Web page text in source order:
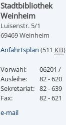
Stadtbibliothek
Weinheim
Luisenstr. 5/1
69469 Weinheim
Anfahrtsplan (511 KB)
Vorwahl:
06201 /
Ausleihe:
82 - 620
Sekretariat: 82 - 639
Fax:
82 - 621
e-mail